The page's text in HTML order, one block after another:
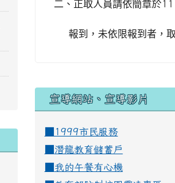
二、正取人員請依簡章於
報到，未依限報到者，
宣導網站、宣導影片
■1999市民服務
潛龍教育儲蓄戶
我的午餐有心機